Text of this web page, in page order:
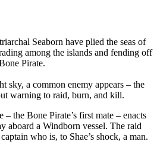
Seaborn have plied the seas of
among the islands and fending off
Pirate.
sky, a common enemy appears – the
warning to raid, burn, and kill.
the Bone Pirate’s first mate – enacts
aboard a Windborn vessel. The raid
who is, to Shae’s shock, a man.